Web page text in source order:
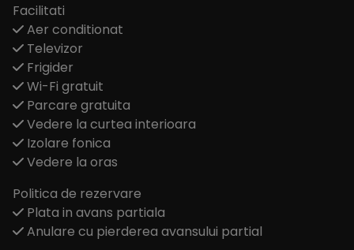
Facilitati
Aer conditionat
Televizor
Frigider
Wi-Fi gratuit
Parcare gratuita
Vedere la curtea interioara
Izolare fonica
Vedere la oras
Politica de rezervare
Plata in avans partiala
Anulare cu pierderea avansului partial